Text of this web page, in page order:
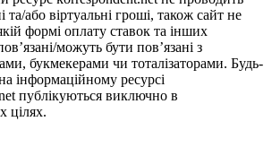
та/або віртуальні гроші, також сайт не
формі оплату ставок та інших
можуть бути пов’язані з
букмекерами чи тоталізаторами. Будь-
інформаційному ресурсі
публікуються виключно в
цілях.